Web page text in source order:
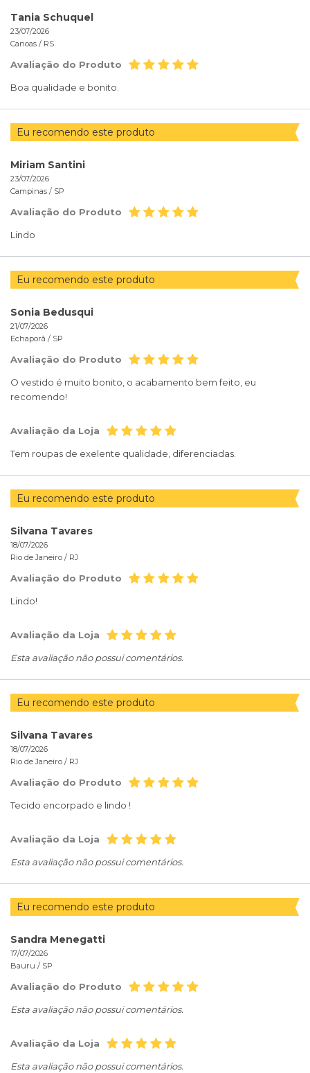
Tania Schuquel
23/07/2026
Canoas / RS
Avaliação do Produto
Boa qualidade e bonito.
Eu recomendo este produto
Miriam Santini
23/07/2026
Campinas / SP
Avaliação do Produto
Lindo
Eu recomendo este produto
Sonia Bedusqui
21/07/2026
Echaporã / SP
Avaliação do Produto
O vestido é muito bonito, o acabamento bem feito, eu
recomendo!
Avaliação da Loja
Tem roupas de exelente qualidade, diferenciadas.
Eu recomendo este produto
Silvana Tavares
18/07/2026
Rio de Janeiro / RJ
Avaliação do Produto
Lindo!
Avaliação da Loja
Esta avaliação não possui comentários.
Eu recomendo este produto
Silvana Tavares
18/07/2026
Rio de Janeiro / RJ
Avaliação do Produto
Tecido encorpado e lindo !
Avaliação da Loja
Esta avaliação não possui comentários.
Eu recomendo este produto
Sandra Menegatti
17/07/2026
Bauru / SP
Avaliação do Produto
Esta avaliação não possui comentários.
Avaliação da Loja
Esta avaliação não possui comentários.